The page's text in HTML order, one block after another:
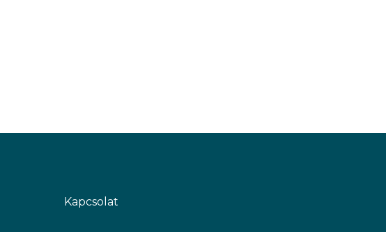
Kapcsolat